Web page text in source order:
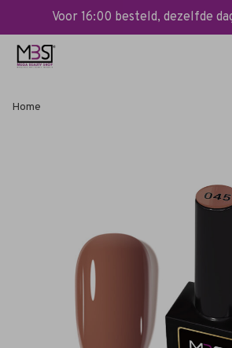
Voor 16:00 besteld, dezelfde
Home